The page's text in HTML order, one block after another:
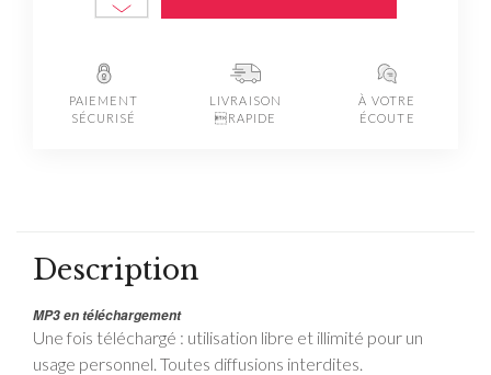
PAIEMENT
SÉCURISÉ
LIVRAISON
RAPIDE
À VOTRE
ÉCOUTE
Description
MP3 en téléchargement
Une fois téléchargé : utilisation libre et illimité pour un
usage personnel. Toutes diffusions interdites.